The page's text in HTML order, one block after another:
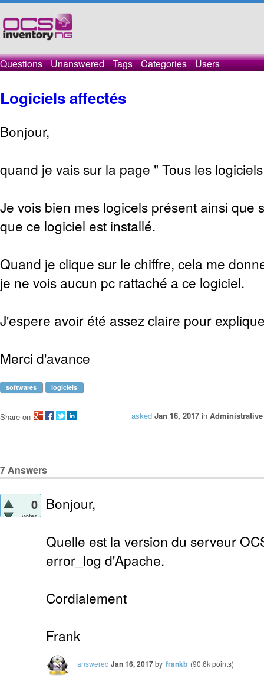
Questions Unanswered Tags Categories Users
Logiciels affectés
Bonjour,
quand je vais sur la page " Tous les
Je vois bien mes logicels présent ainsi que
que ce logiciel est installé.
Quand je clique sur le chiffre, cela me
je ne vois aucun pc rattaché a ce logiciel.
J'espere avoir été assez claire pour
Merci d'avance
softwares logiciels
asked Jan 16, 2017 in
Share on
7Answers
0
votes
Bonjour,
Quelle est la version du serveur
error_log d'Apache.
Cordialement
Frank
answered Jan 16, 2017by frankb (90.6kpoints)